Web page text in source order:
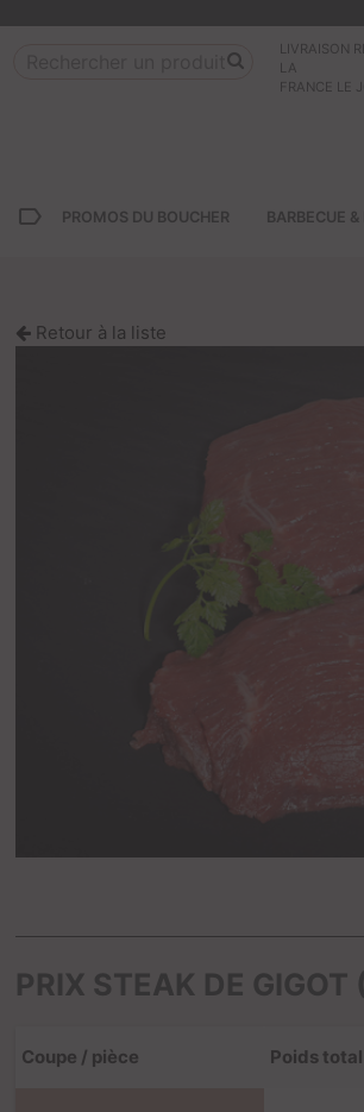
LIVRAISON
LA
FRANCE LE
label_outline PROMOS DU BOUCHER BARBECUE
Retour à la liste
PRIX STEAK DE GIGOT
Coupe / pièce Poids total